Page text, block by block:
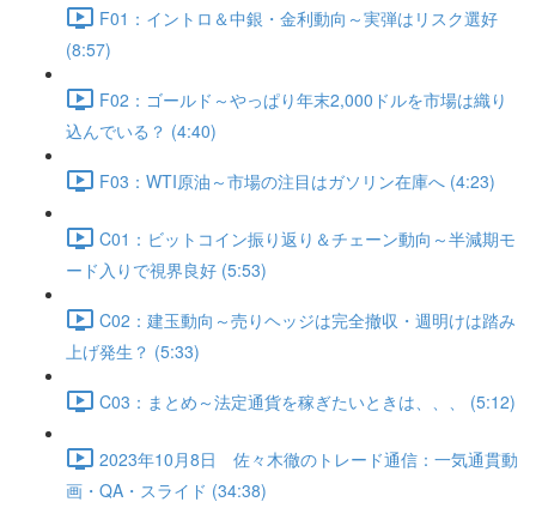
F01：イントロ＆中銀・金利動向～実弾はリスク選好
(8:57)
F02：ゴールド～やっぱり年末2,000ドルを市場は織り
込んでいる？ (4:40)
F03：WTI原油～市場の注目はガソリン在庫へ (4:23)
C01：ビットコイン振り返り＆チェーン動向～半減期モ
ード入りで視界良好 (5:53)
C02：建玉動向～売りヘッジは完全撤収・週明けは踏み
上げ発生？ (5:33)
C03：まとめ～法定通貨を稼ぎたいときは、、、 (5:12)
2023年10月8日 佐々木徹のトレード通信：一気通貫動
画・QA・スライド (34:38)